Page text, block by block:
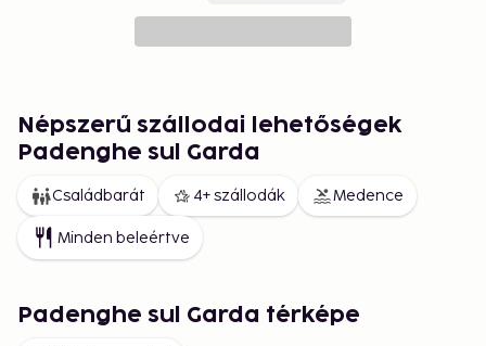
Népszerű szállodai lehetőségek
Padenghe sul Garda
Családbarát 4+ szállodák Medence
Minden beleértve
Padenghe sul Garda térképe